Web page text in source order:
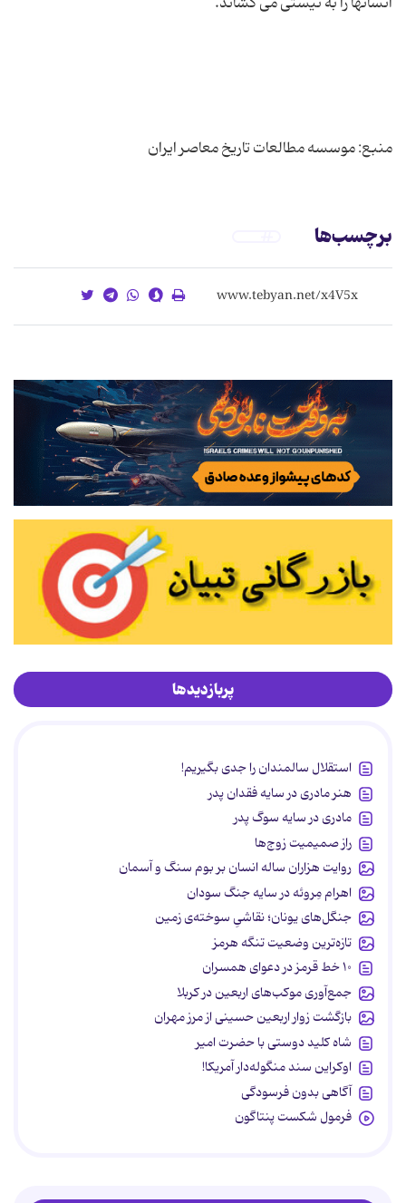
منبع: موسسه مطالعات تاریخ معاصر ایران
برچسب‌ها
پربازدیدها
استقلال سالمندان را جدی بگیریم!
هنر مادری در سایه‌ فقدان پدر
مادری در سایه سوگ پدر
راز صمیمیت زوج‌ها
روایت هزاران ساله انسان بر بوم سنگ و آسمان
اهرام مِروئه در سایه جنگ سودان
جنگل‌های یونان؛ نقاشیِ سوخته‌ی زمین
تازه‌ترین وضعیت تنگه هرمز
۱۰ خط قرمز در دعوای همسران
جمع‌آوری موکب‌های اربعین در کربلا
بازگشت زوار اربعین حسینی از مرز مهران
شاه کلید دوستی با حضرت امیر
اوکراین سند منگوله‌دار آمریکا!
آگاهی بدون فرسودگی
فرمول شکست پنتاگون